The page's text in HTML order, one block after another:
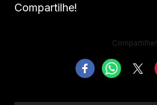
Compartilhe!
Compartilhe!